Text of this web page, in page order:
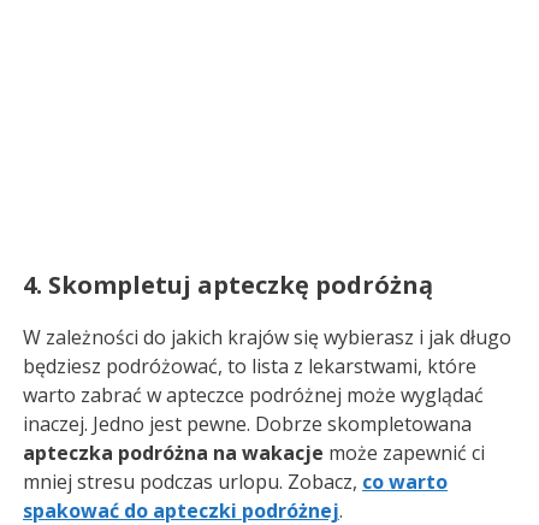
4. Skompletuj apteczkę podróżną
W zależności do jakich krajów się wybierasz i jak długo
będziesz podróżować, to lista z lekarstwami, które
warto zabrać w apteczce podróżnej może wyglądać
inaczej. Jedno jest pewne. Dobrze skompletowana
apteczka podróżna na wakacje może zapewnić ci
mniej stresu podczas urlopu. Zobacz, co warto
spakować do apteczki podróżnej.